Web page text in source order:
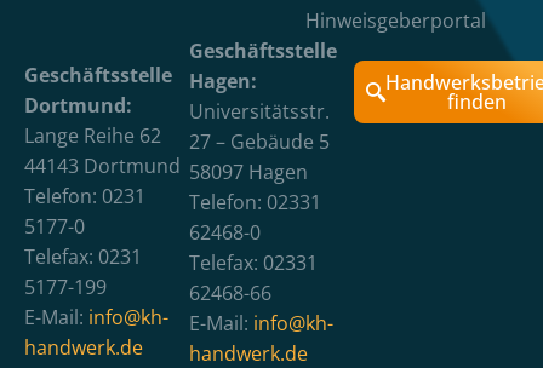
Hinweisgeberportal
Geschäftsstelle
Dortmund:
Lange Reihe 62
44143 Dortmund
Telefon: 0231
5177-0
Telefax: 0231
5177-199
E-Mail: info@kh-
handwerk.de
Geschäftsstelle
Hagen:
Universitätsstr.
27 – Gebäude 5
58097 Hagen
Telefon: 02331
62468-0
Telefax: 02331
62468-66
E-Mail: info@kh-
handwerk.de
finden